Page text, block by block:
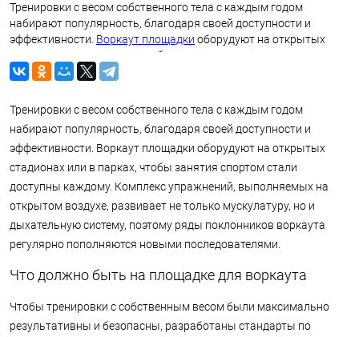
Тренировки с весом собственного тела с каждым годом
набирают популярность, благодаря своей доступности и
эффективности. Воркаут площадки оборудуют на открытых
стадионах или в парках, чтобы занятия спортом стали
доступны каждому. Комплекс упражнений, выполняемых на
дыхательную систему, поэтому ряды поклонников воркаута
регулярно пополняются новыми последователями.
Тренировки с весом собственного тела с каждым годом
набирают популярность, благодаря своей доступности и
эффективности. Воркаут площадки оборудуют на открытых
стадионах или в парках, чтобы занятия спортом стали
доступны каждому. Комплекс упражнений, выполняемых на
открытом воздухе, развивает не только мускулатуру, но и
дыхательную систему, поэтому ряды поклонников воркаута
регулярно пополняются новыми последователями.
Что должно быть на площадке для воркаута
Чтобы тренировки с собственным весом были максимально
результативны и безопасны, разработаны стандарты по